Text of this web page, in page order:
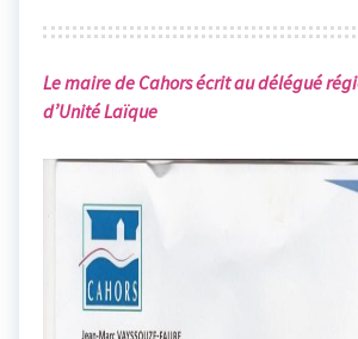
Le maire de Cahors écrit au délégué
d’Unité Laïque